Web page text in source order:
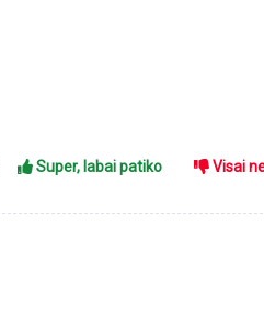
Super, labai patiko Visai